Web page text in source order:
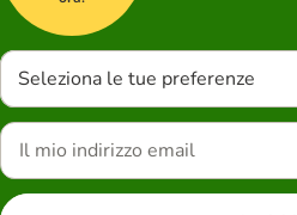
Seleziona le tue preferenze